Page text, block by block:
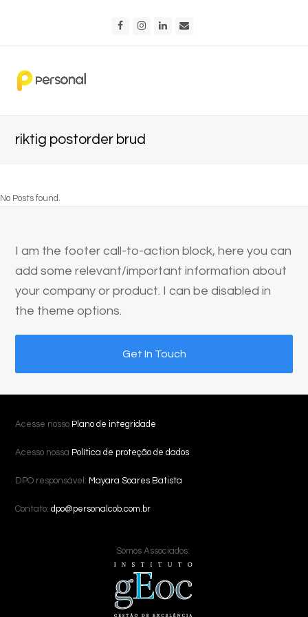
FacebookInstagram
LinkedIn
riktig postorder brud
No Posts found.
I am the footer call-to-action block, here you can
add some relevant/important information about
your company or product. I can be disabled in
the theme options.
Get In Touch
Acesse nosso Plano de integridade
Acesso nossa Política de proteção de dados
DPO responsável: Mayara Soares Batista
Contato:dpo@personalcob.com.br
Somos Associados: